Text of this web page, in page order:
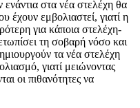
στα νέα στελέχη θα
έχουν εμβολιαστεί, γιατί η
για κάποια στελέχη-
τη σοβαρή νόσο και
τα νέα στελέχη
γιατί μειώνοντας
οι πιθανότητες να